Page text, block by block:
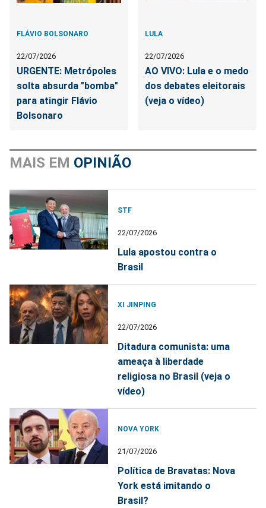
FLÁVIO BOLSONARO
22/07/2026
URGENTE: Metrópoles
solta absurda "bomba"
para atingir Flávio
Bolsonaro
LULA
22/07/2026
AO VIVO: Lula e o medo
dos debates eleitorais
(veja o vídeo)
MAIS EM OPINIÃO
STF
22/07/2026
Lula apostou contra o
Brasil
XI JINPING
22/07/2026
Ditadura comunista: uma
ameaça à liberdade
religiosa no Brasil (veja o
vídeo)
NOVA YORK
21/07/2026
Política de Bravatas: Nova
York está imitando o
Brasil?